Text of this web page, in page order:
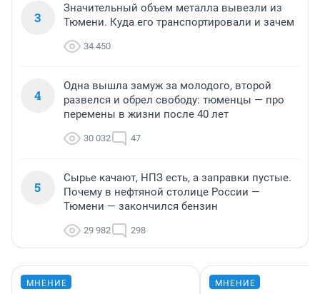
3
Значительный объем металла вывезли из
Тюмени. Куда его транспортировали и зачем
34 450
4
Одна вышла замуж за молодого, второй
развелся и обрел свободу: тюменцы — про
перемены в жизни после 40 лет
30 032 47
5
Сырье качают, НПЗ есть, а заправки пустые.
Почему в нефтяной столице России —
Тюмени — закончился бензин
29 982 298
МНЕНИЕ МНЕНИЕ